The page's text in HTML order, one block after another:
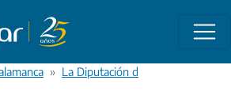
La Diputación de Salamanca